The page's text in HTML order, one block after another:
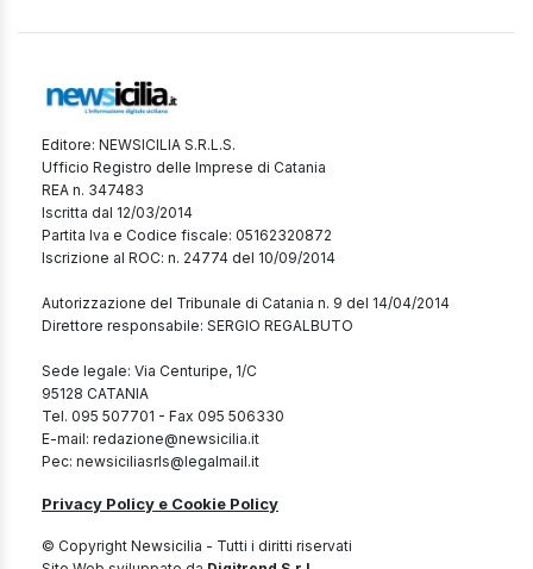
Editore: NEWSICILIA S.R.L.S.
Ufficio Registro delle Imprese di Catania
REA n. 347483
Iscritta dal 12/03/2014
Partita Iva e Codice fiscale: 05162320872
Iscrizione al ROC: n. 24774 del 10/09/2014
Autorizzazione del Tribunale di Catania n. 9 del 14/04/2014
Direttore responsabile: SERGIO REGALBUTO
Sede legale: Via Centuripe, 1/C
95128 CATANIA
Tel. 095 507701 - Fax 095 506330
E-mail: redazione@newsicilia.it
Pec: newsiciliasrls@legalmail.it
Privacy Policy e Cookie Policy
© Copyright Newsicilia - Tutti i diritti riservati